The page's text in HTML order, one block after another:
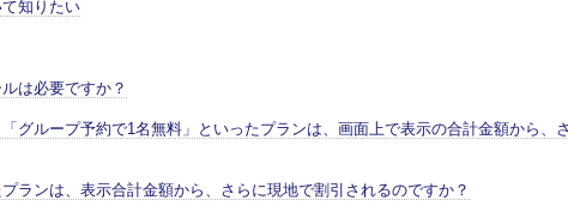
知りたい
は必要ですか？
「グループ予約で1名無料」といったプランは、画面上で表示の合計金額から、
ランは、表示合計金額から、さらに現地で割引されるのですか？